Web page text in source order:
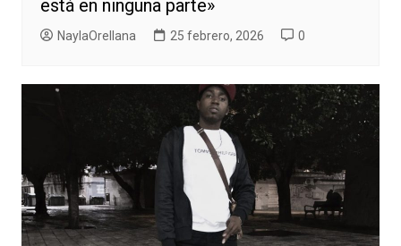
está en ninguna parte»
NaylaOrellana 25 febrero, 2026 0